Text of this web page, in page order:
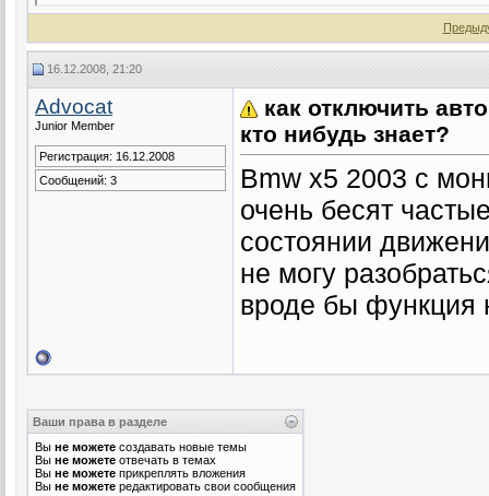
16.12.2008, 21:20
Advocat
Junior Member
Регистрация: 16.12.2008
Сообщений: 3
как отключить
кто нибудь знает?
Bmw x5 2003 с
очень бесят
состоянии
не могу
вроде бы функция
Ваши права в разделе
Вы не можете создавать новые темы
Вы не можете отвечать в темах
Вы не можете прикреплять вложения
Вы не можете редактировать свои сообщения